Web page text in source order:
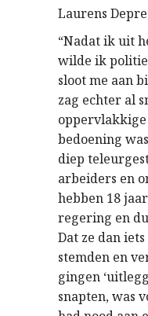
Laurens
“Nadat ik uit
wilde ik
sloot me aan
zag echter al
oppervlakkige
bedoening
diep
arbeiders en
hebben 18
regering en
Dat ze dan
stemden en
gingen
snapten, was